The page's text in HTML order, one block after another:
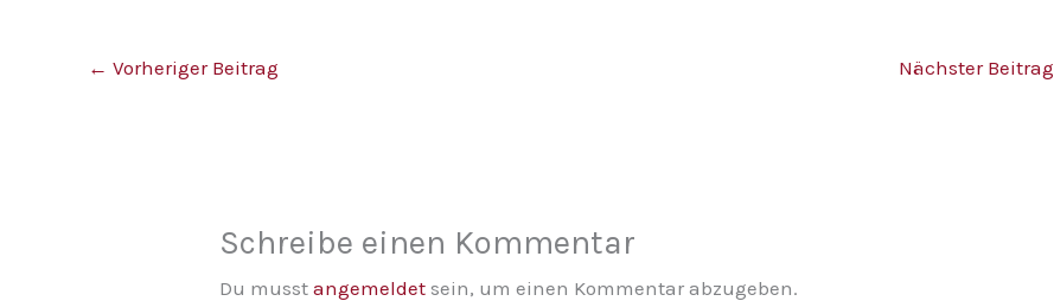
← Vorheriger Beitrag Nächster Beitrag
Schreibe einen Kommentar
Du musstangemeldet sein, um einen Kommentar abzugeben.